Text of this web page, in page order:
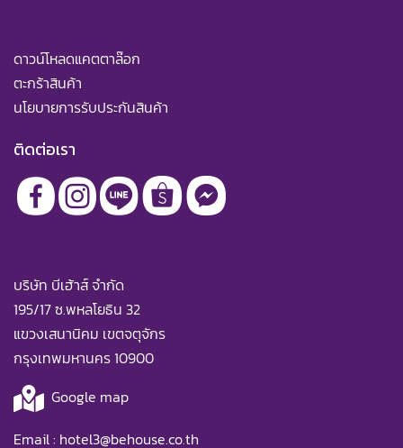
ดาวน์โหลดแคตตาล๊อก
ตะกร้าสินค้า
นโยบายการรับประกันสินค้า
ติดต่อเรา
บริษัท บีเฮ้าส์ จำกัด
195/17 ซ.พหลโยธิน 32
แขวงเสนานิคม เขตจตุจักร
กรุงเทพมหานคร 10900
Google map
Email : hotel3@behouse.co.th